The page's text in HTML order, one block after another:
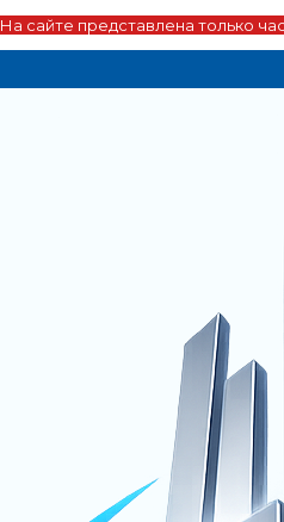
сайте представлена только